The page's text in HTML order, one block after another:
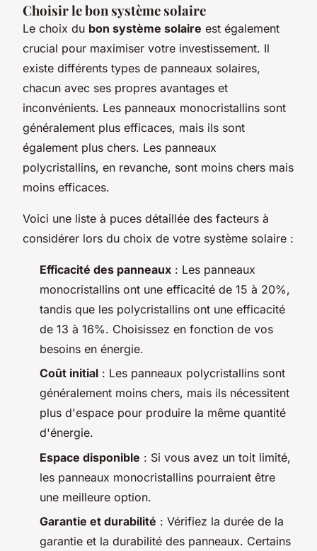
Choisir le bon système solaire
Le choix du bon système solaire est également
crucial pour maximiser votre investissement. Il
existe différents types de panneaux solaires,
chacun avec ses propres avantages et
inconvénients. Les panneaux monocristallins sont
généralement plus efficaces, mais ils sont
également plus chers. Les panneaux
polycristallins, en revanche, sont moins chers mais
moins efficaces.
Voici une liste à puces détaillée des facteurs à
considérer lors du choix de votre système solaire :
Efficacité des panneaux : Les panneaux
monocristallins ont une efficacité de 15 à 20%,
tandis que les polycristallins ont une efficacité
de 13 à 16%. Choisissez en fonction de vos
besoins en énergie.
Coût initial : Les panneaux polycristallins sont
généralement moins chers, mais ils nécessitent
plus d'espace pour produire la même quantité
d'énergie.
Espace disponible : Si vous avez un toit limité,
les panneaux monocristallins pourraient être
une meilleure option.
Garantie et durabilité : Vérifiez la durée de la
garantie et la durabilité des panneaux. Certains